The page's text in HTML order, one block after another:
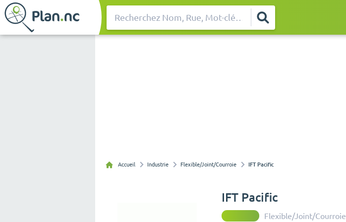
Rechercher
Accueil Industrie Flexible/Joint/Courroie IFT Pacific
IFT Pacific
Flexible/Joint/Courroie